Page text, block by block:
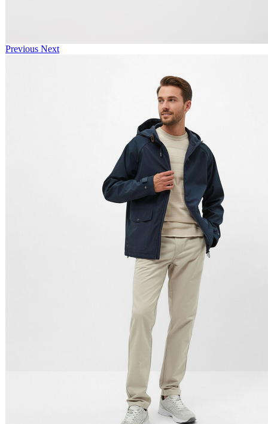
Previous Next